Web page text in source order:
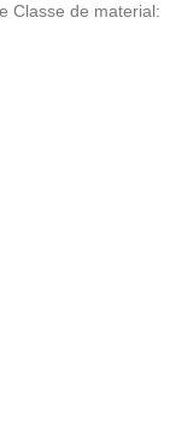
Classe de material: